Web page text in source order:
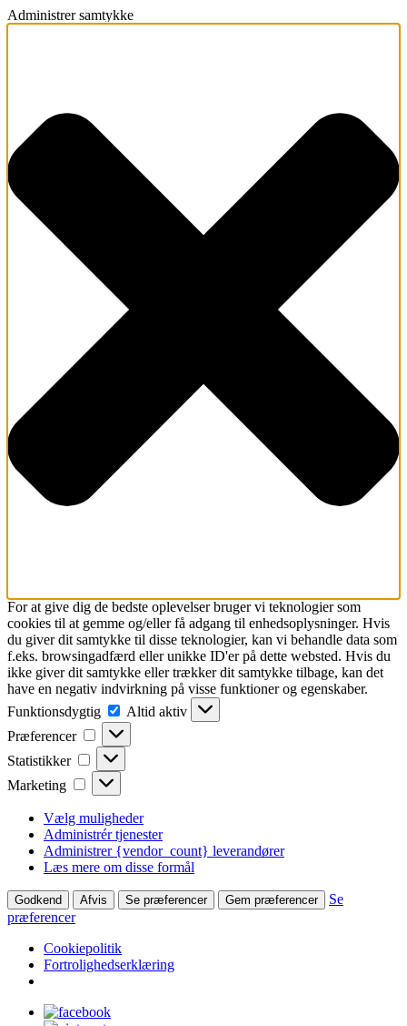
Administrer samtykke
For at give dig de bedste oplevelser bruger vi teknologier som
cookies til at gemme og/eller få adgang til enhedsoplysninger. Hvis
du giver dit samtykke til disse teknologier, kan vi behandle data som
f.eks. browsingadfærd eller unikke ID'er på dette websted. Hvis du
ikke giver dit samtykke eller trækker dit samtykke tilbage, kan det
have en negativ indvirkning på visse funktioner og egenskaber.
Funktionsdygtig
Funktionsdygtig
Altid aktiv
Præferencer
Præferencer
Statistikker Statistikker
Marketing Marketing
Vælg muligheder
Administrér tjenester
Administrer {vendor_count} leverandører
Læs mere om disse formål
Godkend Afvis Se præferencer Gem præferencer
Se
præferencer
Cookiepolitik
Fortrolighedserklæring